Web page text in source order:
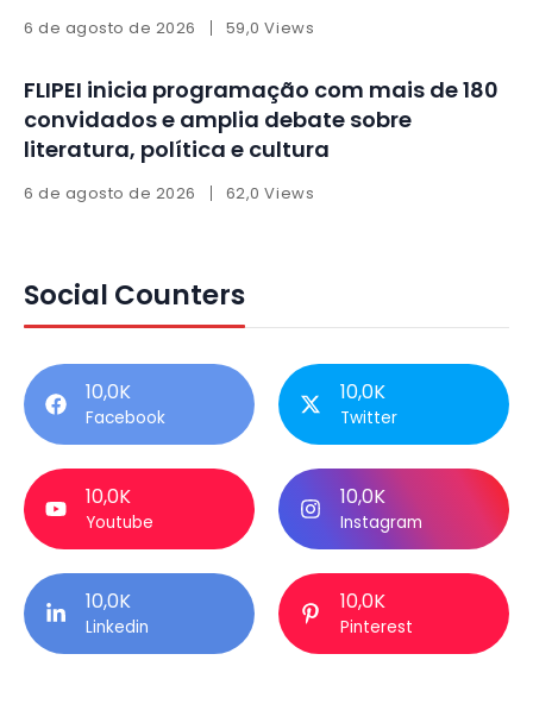
6 de agosto de 2026 59,0 Views
FLIPEI inicia programação com mais de 180
convidados e amplia debate sobre
literatura, política e cultura
6 de agosto de 2026 62,0 Views
Social Counters
10,0K
Facebook
10,0K
Twitter
10,0K
Youtube
10,0K
Instagram
10,0K
Linkedin
10,0K
Pinterest